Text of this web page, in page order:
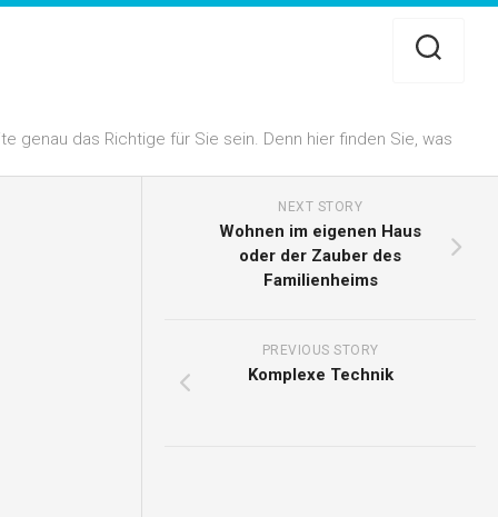
genau das Richtige für Sie sein. Denn hier finden Sie, was
NEXT STORY
Wohnen im eigenen Haus
oder der Zauber des
Familienheims
PREVIOUS STORY
Komplexe Technik